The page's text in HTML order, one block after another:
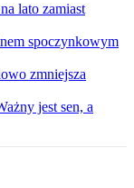
lato zamiast
spoczynkowym
zmniejsza
jest sen, a